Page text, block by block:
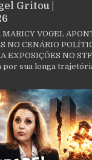
Gritou |
MARICY VOGEL
NO CENÁRIO
EXPOSIÇÕES NO STF
por sua longa